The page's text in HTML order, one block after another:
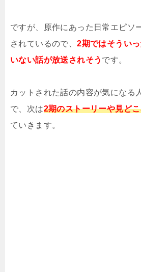
ですが、原作にあった日常エピソ
されているので、2期ではそうい
いない話が放送されそう です。
カットされた話の内容が気になる
で、次は2期のストーリーや見ど
ていきます。